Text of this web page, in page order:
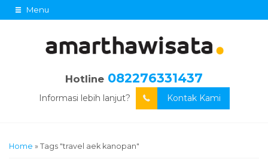
Menu
Hotline 082276331437
Informasi lebih lanjut? Kontak Kami
Home » Tags "travel aek kanopan"